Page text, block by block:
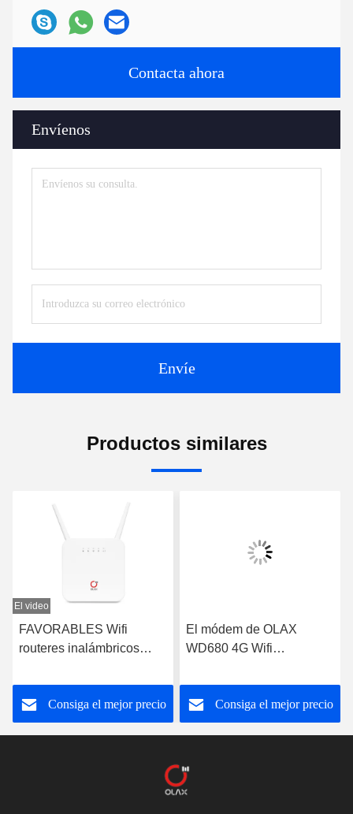
Contacta ahora
Envíenos
Envíe
Productos similares
El video
FAVORABLES Wifi
routeres inalámbricos
ayuda VPN 4G Wifi de los
routeres 4000mah de
OLAX AX6
Consiga el mejor precio
El módem de OLAX
WD680 4G Wifi
portátil mini 4g Lte Cat4 el
150mConsiga el mejor precio